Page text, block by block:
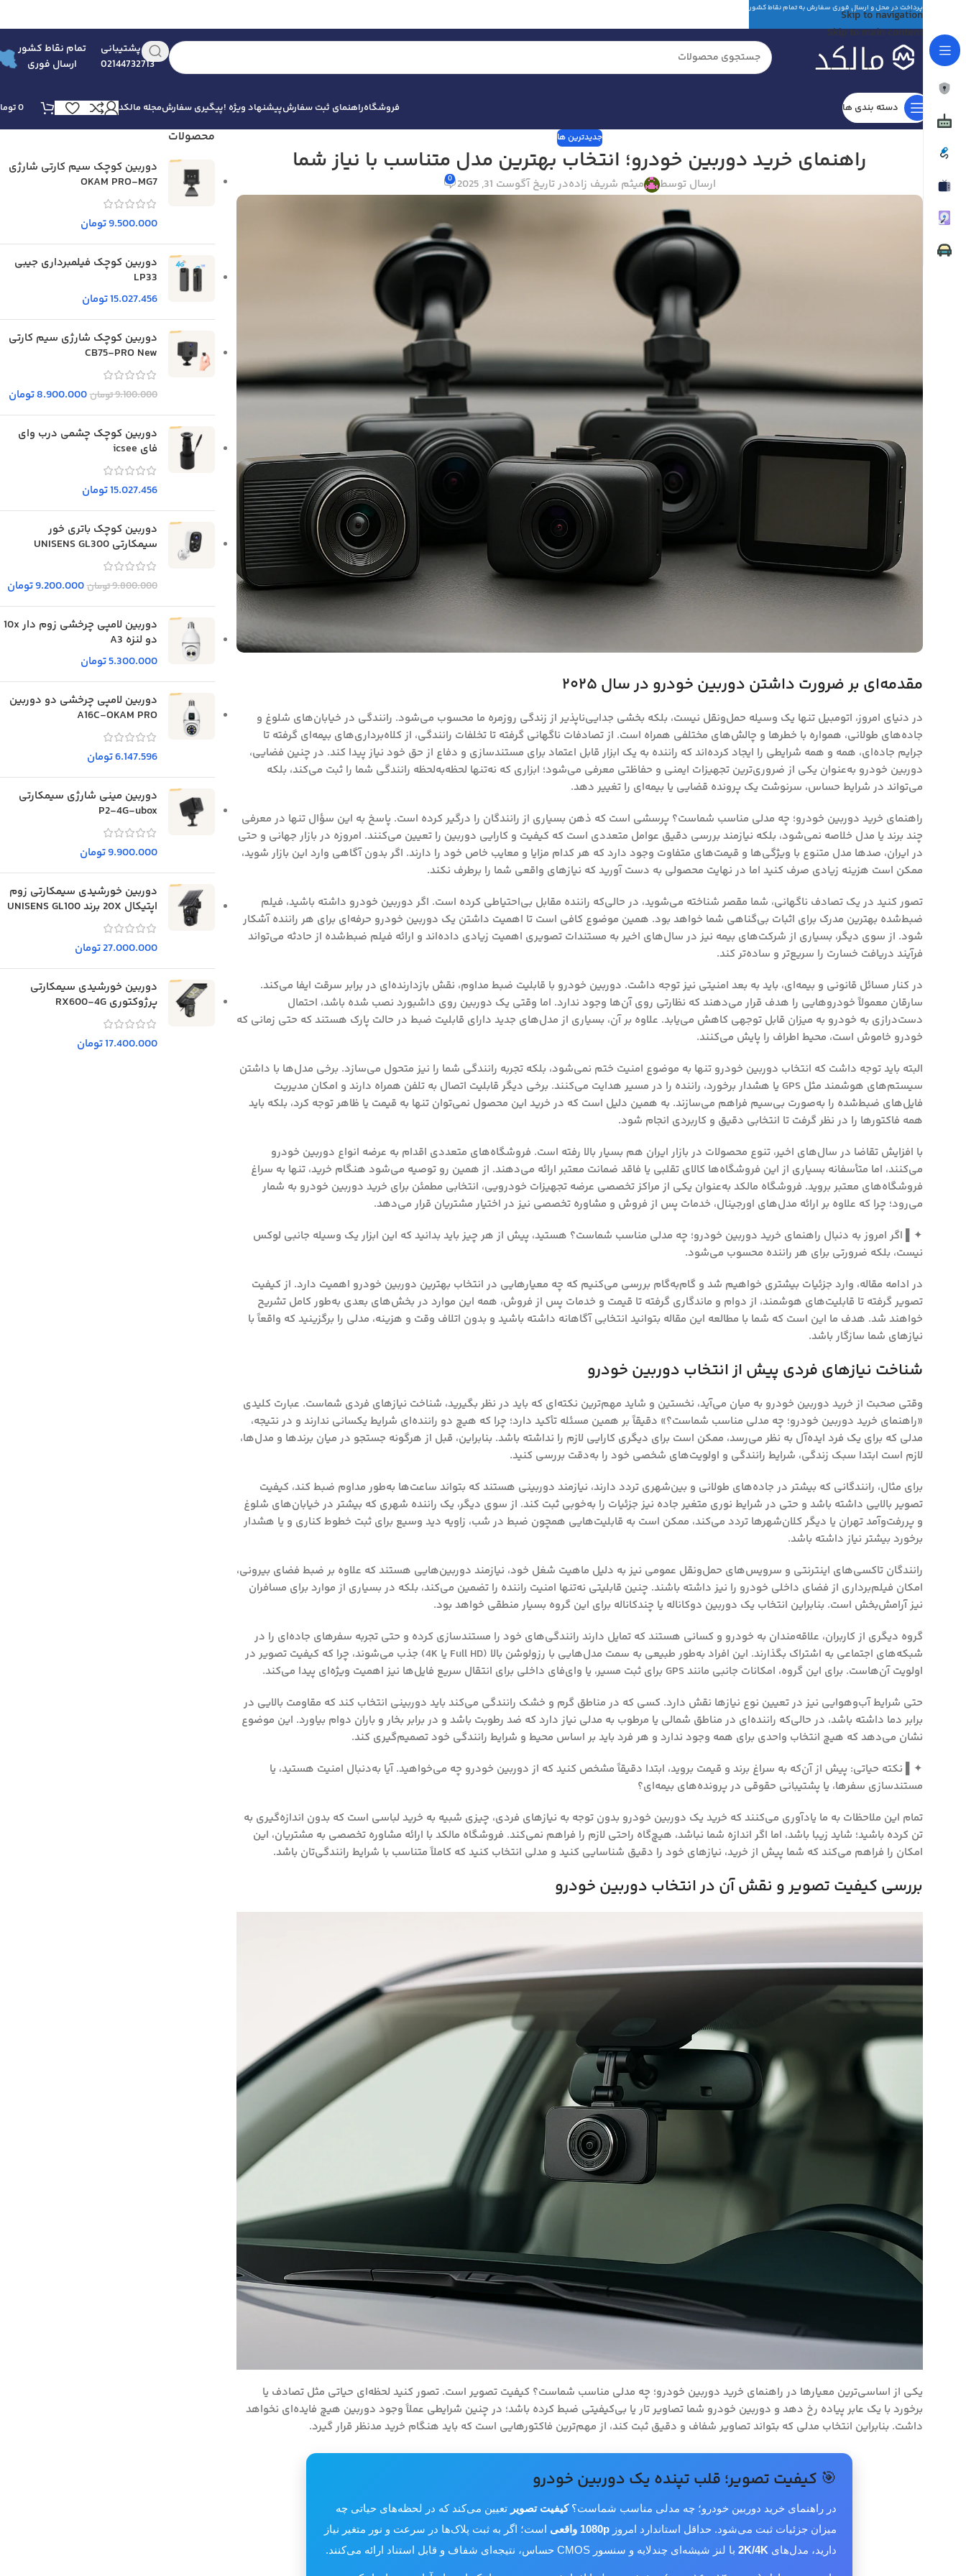
Skip to navigation
Skip to main content
پشتیبانی
02144732713
تمام نقاط کشور
ارسال فوری
دسته بندی ها فروشگاهراهنمای ثبت سفارشپیشنهاد ویژه !پیگیری سفارشمجله مالکد 0
جدیدترین ها
راهنمای خرید دوربین خودرو؛ انتخاب بهترین مدل متناسب با نیاز شما
ارسال توسط میثم شریف زادهدر تاریخ آگوست 31, 2025 0
مقدمه‌ای بر ضرورت داشتن دوربین خودرو در سال ۲۰۲۵
در دنیای امروز، اتومبیل تنها یک وسیله حمل‌ونقل نیست، بلکه بخشی جدایی‌ناپذیر از زندگی روزمره ما محسوب می‌شود. رانندگی در خیابان‌های شلوغ و
جاده‌های طولانی، همواره با خطرها و چالش‌های مختلفی همراه است. از تصادفات ناگهانی گرفته تا تخلفات رانندگی، از کلاه‌برداری‌های بیمه‌ای گرفته تا
جرایم جاده‌ای، همه و همه شرایطی را ایجاد کرده‌اند که راننده به یک ابزار قابل اعتماد برای مستندسازی و دفاع از حق خود نیاز پیدا کند. در چنین فضایی،
دوربین خودرو به‌عنوان یکی از ضروری‌ترین تجهیزات ایمنی و حفاظتی معرفی می‌شود؛ ابزاری که نه‌تنها لحظه‌به‌لحظه رانندگی شما را ثبت می‌کند، بلکه
می‌تواند در شرایط حساس، سرنوشت یک پرونده قضایی یا بیمه‌ای را تغییر دهد.
راهنمای خرید دوربین خودرو؛ چه مدلی مناسب شماست؟ پرسشی است که ذهن بسیاری از رانندگان را درگیر کرده است. پاسخ به این سؤال تنها در معرفی
چند برند یا مدل خلاصه نمی‌شود، بلکه نیازمند بررسی دقیق عوامل متعددی است که کیفیت و کارایی دوربین را تعیین می‌کنند. امروزه در بازار جهانی و حتی
در ایران، صدها مدل متنوع با ویژگی‌ها و قیمت‌های متفاوت وجود دارد که هر کدام مزایا و معایب خاص خود را دارند. اگر بدون آگاهی وارد این بازار شوید،
ممکن است هزینه زیادی صرف کنید اما در نهایت محصولی به دست آورید که نیازهای واقعی شما را برطرف نکند.
تصور کنید در یک تصادف ناگهانی، شما مقصر شناخته می‌شوید، در حالی‌که راننده مقابل بی‌احتیاطی کرده است. اگر دوربین خودرو داشته باشید، فیلم
ضبط‌شده بهترین مدرک برای اثبات بی‌گناهی شما خواهد بود. همین موضوع کافی است تا اهمیت داشتن یک دوربین خودرو حرفه‌ای برای هر راننده آشکار
شود. از سوی دیگر، بسیاری از شرکت‌های بیمه نیز در سال‌های اخیر به مستندات تصویری اهمیت زیادی داده‌اند و ارائه فیلم ضبط‌شده از حادثه می‌تواند
فرآیند دریافت خسارت را سریع‌تر و ساده‌تر کند.
در کنار مسائل قانونی و بیمه‌ای، باید به بعد امنیتی نیز توجه داشت. دوربین خودرو با قابلیت ضبط مداوم، نقش بازدارنده‌ای در برابر سرقت ایفا می‌کند.
سارقان معمولاً خودروهایی را هدف قرار می‌دهند که نظارتی روی آن‌ها وجود ندارد. اما وقتی یک دوربین روی داشبورد نصب شده باشد، احتمال
دست‌درازی به خودرو به میزان قابل توجهی کاهش می‌یابد. علاوه بر آن، بسیاری از مدل‌های جدید دارای قابلیت ضبط در حالت پارک هستند که حتی زمانی که
خودرو خاموش است، محیط اطراف را پایش می‌کنند.
البته باید توجه داشت که انتخاب دوربین خودرو تنها به موضوع امنیت ختم نمی‌شود، بلکه تجربه رانندگی شما را نیز متحول می‌سازد. برخی مدل‌ها با داشتن
سیستم‌های هوشمند مثل GPS یا هشدار برخورد، راننده را در مسیر هدایت می‌کنند. برخی دیگر قابلیت اتصال به تلفن همراه دارند و امکان مدیریت
فایل‌های ضبط‌شده را به‌صورت بی‌سیم فراهم می‌سازند. به همین دلیل است که در خرید این محصول نمی‌توان تنها به قیمت یا ظاهر توجه کرد، بلکه باید
همه فاکتورها را در نظر گرفت تا انتخابی دقیق و کاربردی انجام شود.
با افزایش تقاضا در سال‌های اخیر، تنوع محصولات در بازار ایران هم بسیار بالا رفته است. فروشگاه‌های متعددی اقدام به عرضه انواع دوربین خودرو
می‌کنند، اما متأسفانه بسیاری از این فروشگاه‌ها کالای تقلبی یا فاقد ضمانت معتبر ارائه می‌دهند. از همین رو توصیه می‌شود هنگام خرید، تنها به سراغ
فروشگاه‌های معتبر بروید. فروشگاه مالکد به‌عنوان یکی از مراکز تخصصی عرضه تجهیزات خودرویی، انتخابی مطمئن برای خرید دوربین خودرو به شمار
می‌رود؛ چرا که علاوه بر ارائه مدل‌های اورجینال، خدمات پس از فروش و مشاوره تخصصی نیز در اختیار مشتریان قرار می‌دهد.
✦▌ اگر امروز به دنبال راهنمای خرید دوربین خودرو؛ چه مدلی مناسب شماست؟ هستید، پیش از هر چیز باید بدانید که این ابزار یک وسیله جانبی لوکس
نیست، بلکه ضرورتی برای هر راننده محسوب می‌شود.
در ادامه مقاله، وارد جزئیات بیشتری خواهیم شد و گام‌به‌گام بررسی می‌کنیم که چه معیارهایی در انتخاب بهترین دوربین خودرو اهمیت دارد. از کیفیت
تصویر گرفته تا قابلیت‌های هوشمند، از دوام و ماندگاری گرفته تا قیمت و خدمات پس از فروش، همه این موارد در بخش‌های بعدی به‌طور کامل تشریح
خواهند شد. هدف ما این است که شما با مطالعه این مقاله بتوانید انتخابی آگاهانه داشته باشید و بدون اتلاف وقت و هزینه، مدلی را برگزینید که واقعاً با
نیازهای شما سازگار باشد.
شناخت نیازهای فردی پیش از انتخاب دوربین خودرو
وقتی صحبت از خرید دوربین خودرو به میان می‌آید، نخستین و شاید مهم‌ترین نکته‌ای که باید در نظر بگیرید، شناخت نیازهای فردی شماست. عبارت کلیدی
«راهنمای خرید دوربین خودرو؛ چه مدلی مناسب شماست؟» دقیقاً بر همین مسئله تأکید دارد؛ چرا که هیچ دو راننده‌ای شرایط یکسانی ندارند و در نتیجه،
مدلی که برای یک فرد ایده‌آل به نظر می‌رسد، ممکن است برای دیگری کارایی لازم را نداشته باشد. بنابراین، قبل از هرگونه جستجو در میان برندها و مدل‌ها،
لازم است ابتدا سبک زندگی، شرایط رانندگی و اولویت‌های شخصی خود را به‌دقت بررسی کنید.
برای مثال، رانندگانی که بیشتر در جاده‌های طولانی و بین‌شهری تردد دارند، نیازمند دوربینی هستند که بتواند ساعت‌ها به‌طور مداوم ضبط کند، کیفیت
تصویر بالایی داشته باشد و حتی در شرایط نوری متغیر جاده نیز جزئیات را به‌خوبی ثبت کند. از سوی دیگر، یک راننده شهری که بیشتر در خیابان‌های شلوغ
و پررفت‌وآمد تهران یا دیگر کلان‌شهرها تردد می‌کند، ممکن است به قابلیت‌هایی همچون ضبط در شب، زاویه دید وسیع برای ثبت خطوط کناری و یا هشدار
برخورد بیشتر نیاز داشته باشد.
رانندگان تاکسی‌های اینترنتی و سرویس‌های حمل‌ونقل عمومی نیز به دلیل ماهیت شغل خود، نیازمند دوربین‌هایی هستند که علاوه بر ضبط فضای بیرونی،
امکان فیلم‌برداری از فضای داخلی خودرو را نیز داشته باشند. چنین قابلیتی نه‌تنها امنیت راننده را تضمین می‌کند، بلکه در بسیاری از موارد برای مسافران
نیز آرامش‌بخش است. بنابراین انتخاب یک دوربین دوکاناله یا چندکاناله برای این گروه بسیار منطقی خواهد بود.
گروه دیگری از کاربران، علاقه‌مندان به خودرو و کسانی هستند که تمایل دارند رانندگی‌های خود را مستندسازی کرده و حتی تجربه سفرهای جاده‌ای را در
شبکه‌های اجتماعی به اشتراک بگذارند. این افراد به‌طور طبیعی به سمت مدل‌هایی با رزولوشن بالا (Full HD یا 4K) جذب می‌شوند، چرا که کیفیت تصویر در
اولویت آن‌هاست. برای این گروه، امکانات جانبی مانند GPS برای ثبت مسیر، یا وای‌فای داخلی برای انتقال سریع فایل‌ها نیز اهمیت ویژه‌ای پیدا می‌کند.
حتی شرایط آب‌وهوایی نیز در تعیین نوع نیازها نقش دارد. کسی که در مناطق گرم و خشک رانندگی می‌کند باید دوربینی انتخاب کند که مقاومت بالایی در
برابر دما داشته باشد، در حالی‌که راننده‌ای در مناطق شمالی یا مرطوب به مدلی نیاز دارد که ضد رطوبت باشد و در برابر بخار و باران دوام بیاورد. این موضوع
نشان می‌دهد که هیچ انتخاب واحدی برای همه وجود ندارد و هر فرد باید بر اساس محیط و شرایط رانندگی خود تصمیم‌گیری کند.
✦▌ نکته حیاتی: پیش از آن‌که به سراغ برند و قیمت بروید، ابتدا دقیقاً مشخص کنید که از دوربین خودرو چه می‌خواهید. آیا به‌دنبال امنیت هستید، یا
مستندسازی سفرها، یا پشتیبانی حقوقی در پرونده‌های بیمه‌ای؟
تمام این ملاحظات به ما یادآوری می‌کنند که خرید یک دوربین خودرو بدون توجه به نیازهای فردی، چیزی شبیه به خرید لباسی است که بدون اندازه‌گیری به
تن کرده باشید؛ شاید زیبا باشد، اما اگر اندازه شما نباشد، هیچ‌گاه راحتی لازم را فراهم نمی‌کند. فروشگاه مالکد با ارائه مشاوره تخصصی به مشتریان، این
امکان را فراهم می‌کند که شما پیش از خرید، نیازهای خود را دقیق شناسایی کنید و مدلی انتخاب کنید که کاملاً متناسب با شرایط رانندگی‌تان باشد.
بررسی کیفیت تصویر و نقش آن در انتخاب دوربین خودرو
یکی از اساسی‌ترین معیارها در راهنمای خرید دوربین خودرو؛ چه مدلی مناسب شماست؟ کیفیت تصویر است. تصور کنید لحظه‌ای حیاتی مثل تصادف یا
برخورد با یک عابر پیاده رخ دهد و دوربین خودرو شما تصاویر تار یا بی‌کیفیتی ضبط کرده باشد؛ در چنین شرایطی عملاً وجود دوربین هیچ فایده‌ای نخواهد
داشت. بنابراین انتخاب مدلی که بتواند تصاویر شفاف و دقیق ثبت کند، از مهم‌ترین فاکتورهایی است که باید هنگام خرید مدنظر قرار گیرد.
🎯 کیفیت تصویر؛ قلب تپنده یک دوربین خودرو
در راهنمای خرید دوربین خودرو؛ چه مدلی مناسب شماست؟کیفیت تصویر تعیین می‌کند که در لحظه‌های حیاتی چه
میزان جزئیات ثبت می‌شود. حداقل استاندارد امروز 1080p واقعی
است؛ اگر به ثبت پلاک‌ها در سرعت و نور متغیر نیاز
دارید، مدل‌های 2K/4Kبا لنز شیشه‌ای چندلایه و سنسور CMOS حساس، نتیجه‌ای شفاف و قابل استناد ارائه می‌کنند.
محصولات
دوربین کوچک سیم کارتی شارژی
OKAM PRO-MG7
9.500.000تومان
دوربین کوچک فیلمبرداری جیبی
LP33
15.027.456تومان
دوربین کوچک شارژی سیم کارتی
CB75-PRO New
9.100.000تومان8.900.000تومان
دوربین کوچک چشمی درب وای
فای icsee
15.027.456تومان
دوربین کوچک باتری خور
سیمکارتی UNISENS GL300
9.800.000تومان9.200.000تومان
دوربین لامپی چرخشی زوم دار 10x
دو لنزه A3
5.300.000تومان
دوربین لامپی چرخشی دو دوربین
A16C-OKAM PRO
6.147.596تومان
دوربین مینی شارژی سیمکارتی
P2-4G-ubox
9.900.000تومان
دوربین خورشیدی سیمکارتی زوم
اپتیکال 20X برند UNISENS GL100
27.000.000تومان
دوربین خورشیدی سیمکارتی
پرژوکتوری RX600-4G
17.400.000تومان
پرداخت در محل و ارسال فوری سفارش به تمام نقاط کشور